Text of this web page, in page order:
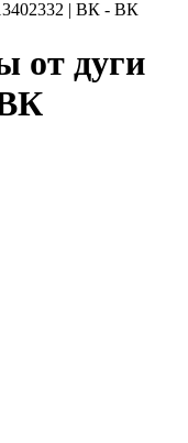
от дуги